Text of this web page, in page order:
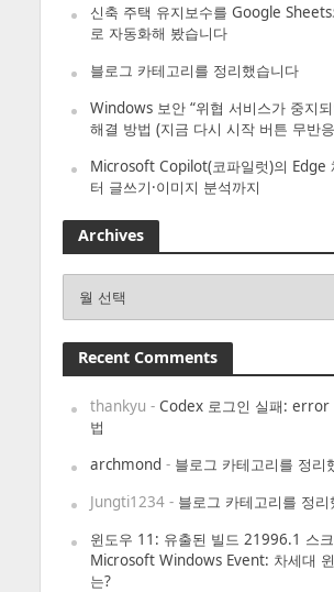
신축 주택 유지보수를 Google
로 자동화해 봤습니다
블로그 카테고리를 정리했습니다
Windows 보안 “위협 서비스가 중지
해결 방법 (지금 다시 시작 버튼 무반
Microsoft Copilot(코파일럿)의 Edge
터 글쓰기·이미지 분석까지
Archives
Recent Comments
thankyu - Codex 로그인 실패: error
법
archmond- 블로그 카테고리를 정리
Jungti1234- 블로그 카테고리를 정리
윈도우 11: 유출된 빌드 21996.1 스
Microsoft Windows Event: 차세대
는?